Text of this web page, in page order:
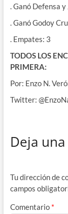
. Ganó Defensa
. Ganó Godoy
. Empates: 3
TODOS LOS
PRIMERA:
Por: Enzo N.
Twitter:
Deja
Tu dirección de
campos
Comentario *